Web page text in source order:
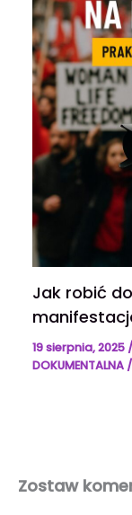
Jak robić
19 sierpnia, 2025
DOKUMENTALNA
Zostaw